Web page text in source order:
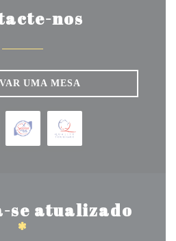
nos
UMA MESA
se atualizado
*